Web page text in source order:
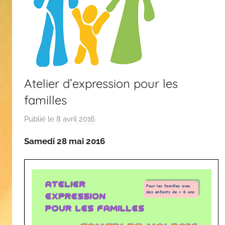
Atelier d’expression pour les
familles
Publié le 8 avril 2016
r
C
A
Samedi 28 mai 2016